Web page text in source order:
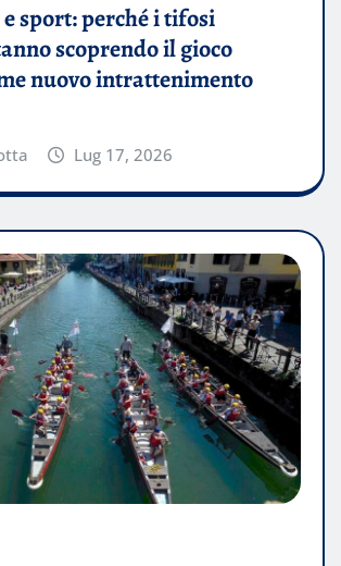
sport: perché i tifosi
scoprendo il gioco
nuovo intrattenimento
Lug 17, 2026